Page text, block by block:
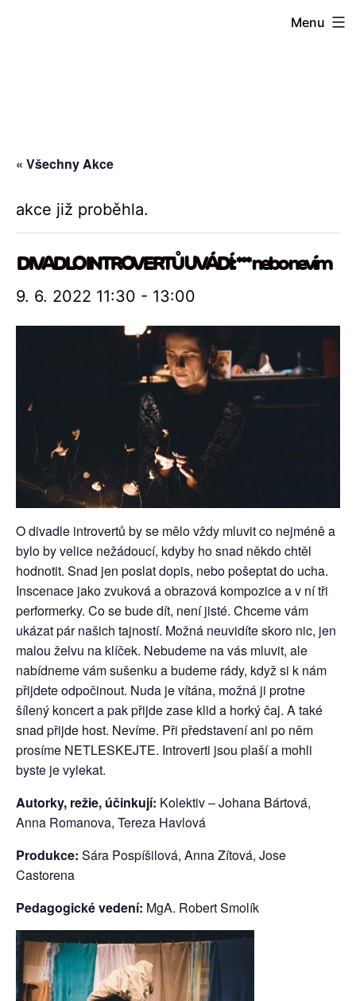
Menu
« Všechny Akce
akce již proběhla.
DIVADLO INTROVERTŮ UVÁDÍ: *** nebo nevím
9. 6. 2022 11:30 - 13:00
O divadle introvertů by se mělo vždy mluvit co nejméně a
bylo by velice nežádoucí, kdyby ho snad někdo chtěl
hodnotit. Snad jen poslat dopis, nebo pošeptat do ucha.
Inscenace jako zvuková a obrazová kompozice a v ní tři
performerky. Co se bude dít, není jisté. Chceme vám
ukázat pár našich tajností. Možná neuvidíte skoro nic, jen
malou želvu na klíček. Nebudeme na vás mluvit, ale
nabídneme vám sušenku a budeme rády, když si k nám
přijdete odpočinout. Nuda je vítána, možná ji protne
šílený koncert a pak přijde zase klid a horký čaj. A také
snad přijde host. Nevíme. Při představení ani po něm
prosíme NETLESKEJTE. Introverti jsou plaší a mohli
byste je vylekat.
Autorky, režie, účinkují: Kolektiv – Johana Bártová,
Anna Romanova, Tereza Havlová
Produkce: Sára Pospíšilová, Anna Zítová, Jose
Castorena
Pedagogické vedení: MgA. Robert Smolík